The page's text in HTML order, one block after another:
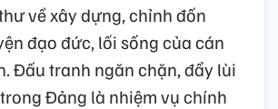
về xây dựng, chỉnh đốn
đạo đức, lối sống của cán
Đấu tranh ngăn chặn, đẩy lùi
Đảng là nhiệm vụ chính